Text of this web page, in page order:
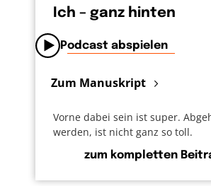
Ich – ganz hinten
Podcast abspielen
Zum Manuskript
Vorne dabei sein ist super.
werden, ist nicht ganz so toll.
zum kompletten